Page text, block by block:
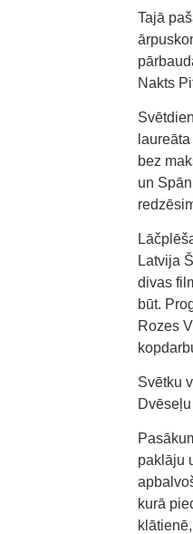
Tajā
Nakts
bez
un
Latvija
divas
būt.
Rozes
Svētku
paklāju
kurā